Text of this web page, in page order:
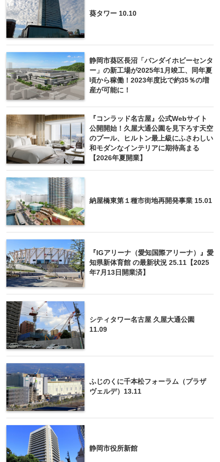
葵タワー 10.10
静岡市葵区長沼「バンダイホビーセンタ
ー」の新工場が2025年1月竣工、同年夏
頃から稼働！2023年度比で約35％の増
産が可能に！
『コンラッド名古屋』公式Webサイト
公開開始！久屋大通公園を見下ろす天空
のプール、ヒルトン最上級にふさわしい
和モダンなインテリアに期待高まる
【2026年夏開業】
納屋橋東第１種市街地再開発事業 15.01
『IGアリーナ（愛知国際アリーナ）』愛
知県新体育館 の最新状況 25.11【2025
年7月13日開業済】
シティタワー名古屋 久屋大通公園
11.09
ふじのくに千本松フォーラム（プラザ
ヴェルデ）13.11
静岡市役所新館